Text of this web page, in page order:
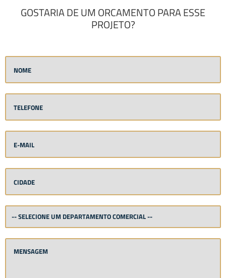
GOSTARIA DE UM ORCAMENTO PARA ESSE
PROJETO?